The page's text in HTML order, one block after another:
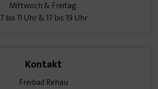
Mittwoch & Freitag:
7 bis 11 Uhr & 17 bis 19 Uhr
Kontakt
Freibad Rehau